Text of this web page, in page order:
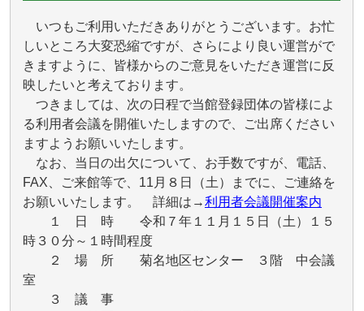
いつもご利用いただきありがとうございます。お忙
しいところ大変恐縮ですが、さらにより良い運営がで
きますように、皆様からのご意見をいただき運営に反
映したいと考えております。
つきましては、次の日程で当館登録団体の皆様によ
る利用者会議を開催いたしますので、ご出席ください
ますようお願いいたします。
なお、当日の出欠について、お手数ですが、電話、
FAX、ご来館等で、11月８日（土）までに、ご連絡を
お願いいたします。 詳細は→利用者会議開催案内
１ 日 時 令和７年１１月１５日（土）１５
時３０分～１時間程度
２ 場 所 菊名地区センター ３階 中会議
室
３ 議 事